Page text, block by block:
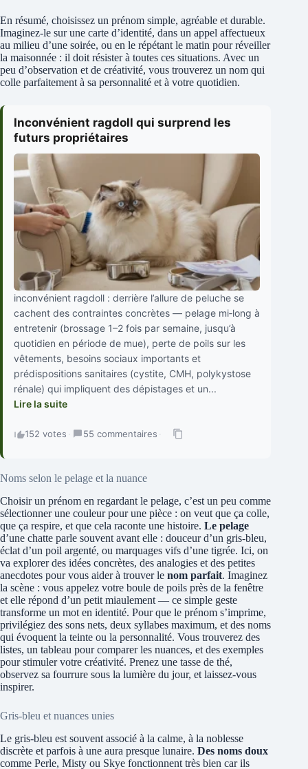
En résumé, choisissez un prénom simple, agréable et durable.
Imaginez-le sur une carte d’identité, dans un appel affectueux
au milieu d’une soirée, ou en le répétant le matin pour réveiller
la maisonnée : il doit résister à toutes ces situations. Avec un
peu d’observation et de créativité, vous trouverez un nom qui
colle parfaitement à sa personnalité et à votre quotidien.
Inconvénient ragdoll qui surprend les
futurs propriétaires
inconvénient ragdoll : derrière l’allure de peluche se
cachent des contraintes concrètes — pelage mi‑long à
entretenir (brossage 1–2 fois par semaine, jusqu’à
quotidien en période de mue), perte de poils sur les
vêtements, besoins sociaux importants et
prédispositions sanitaires (cystite, CMH, polykystose
rénale) qui impliquent des dépistages et un...
Lire la suite
152 votes · 55 commentaires ·
Noms selon le pelage et la nuance
Choisir un prénom en regardant le pelage, c’est un peu comme
sélectionner une couleur pour une pièce : on veut que ça colle,
que ça respire, et que cela raconte une histoire. Le pelage
d’une chatte parle souvent avant elle : douceur d’un gris-bleu,
éclat d’un poil argenté, ou marquages vifs d’une tigrée. Ici, on
va explorer des idées concrètes, des analogies et des petites
anecdotes pour vous aider à trouver le nom parfait. Imaginez
la scène : vous appelez votre boule de poils près de la fenêtre
et elle répond d’un petit miaulement — ce simple geste
transforme un mot en identité. Pour que le prénom s’imprime,
privilégiez des sons nets, deux syllabes maximum, et des noms
qui évoquent la teinte ou la personnalité. Vous trouverez des
listes, un tableau pour comparer les nuances, et des exemples
pour stimuler votre créativité. Prenez une tasse de thé,
observez sa fourrure sous la lumière du jour, et laissez-vous
inspirer.
Gris-bleu et nuances unies
Le gris-bleu est souvent associé à la calme, à la noblesse
discrète et parfois à une aura presque lunaire. Des noms doux
comme Perle, Misty ou Skye fonctionnent très bien car ils